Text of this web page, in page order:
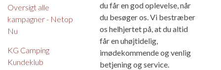
Oversigt alle
kampagner - Netop
Nu
KG Camping
Kundeklub
du får en god oplevelse, når
du besøger os. Vi bestræber
os helhjertet på, at du altid
får en uhøjtidelig,
imødekommende og venlig
betjening og service.